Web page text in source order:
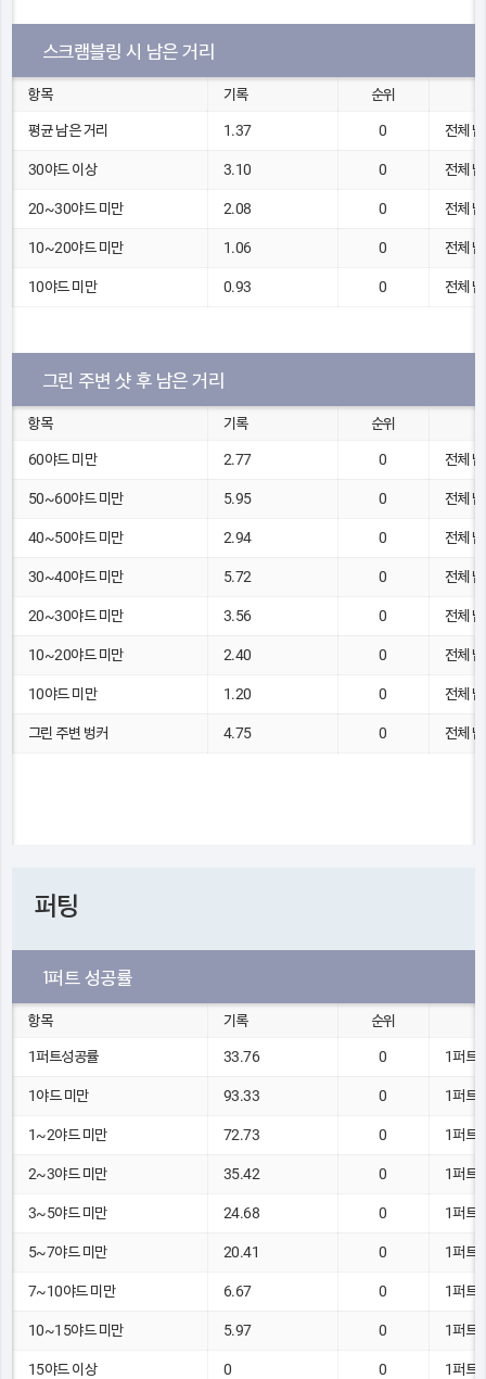
스크램블링 시 남은 거리
항목 기록 순위
평균 남은 거리 1.37 0 전체
30야드 이상 3.10 0 전체
20~30야드 미만 2.08 0 전체
10~20야드 미만 1.06 0 전체
10야드 미만 0.93 0 전체
그린 주변 샷 후 남은 거리
항목 기록 순위
60야드 미만 2.77 0 전체
50~60야드 미만 5.95 0 전체
40~50야드 미만 2.94 0 전체
30~40야드 미만 5.72 0 전체
20~30야드 미만 3.56 0 전체
10~20야드 미만 2.40 0 전체
10야드 미만 1.20 0 전체
그린 주변 벙커 4.75 0 전체
퍼팅
1퍼트 성공률
항목 기록 순위
1퍼트성공률 33.76 0 1퍼트
1야드 미만 93.33 0 1퍼트
1~2야드 미만 72.73 0 1퍼트
2~3야드 미만 35.42 0 1퍼트
3~5야드 미만 24.68 0 1퍼트
5~7야드 미만 20.41 0 1퍼트
7~10야드 미만 6.67 0 1퍼트
10~15야드 미만 5.97 0 1퍼트
15야드 이상 0 0 1퍼트